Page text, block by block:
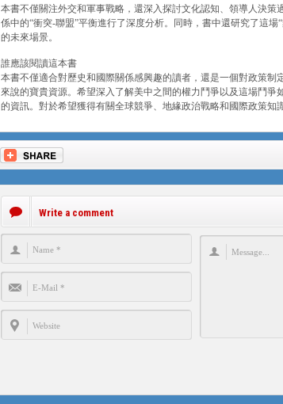
本書不僅關注外交和軍事戰略，還深入探討文化認知、領導人決
係中的“衝突-聯盟”平衡進行了深度分析。同時，書中還研究了這
的未來場景。
誰應該閱讀這本書
本書不僅適合對歷史和國際關係感興趣的讀者，還是一個對政策制
來說的寶貴資源。希望深入了解美中之間的權力鬥爭以及這場鬥
的資訊。對於希望獲得有關全球競爭、地緣政治戰略和國際政策知
Write a comment